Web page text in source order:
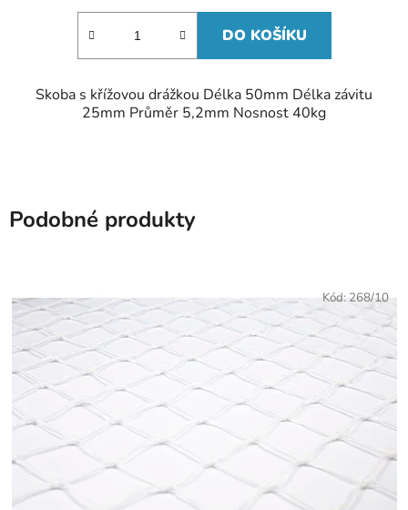
DO KOŠÍKU
Skoba s křížovou drážkou Délka 50mm Délka závitu
25mm Průměr 5,2mm Nosnost 40kg
Podobné produkty
Kód:268/10